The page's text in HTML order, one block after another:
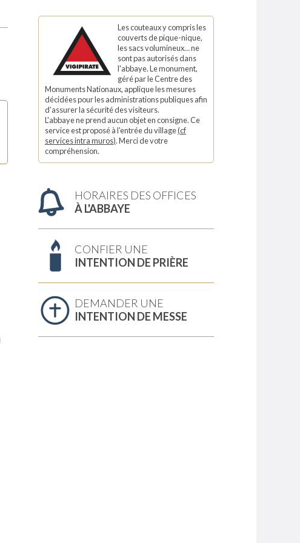
Les couteaux y compris les
couverts de pique-nique,
les sacs volumineux… ne
sont pas autorisés dans
l'abbaye. Le monument,
géré par le Centre des
Monuments Nationaux, applique les mesures
décidées pour les administrations publiques afin
d’assurer la sécurité des visiteurs.
L'abbaye ne prend aucun objet en consigne. Ce
service est proposé à l'entrée du village(cf
services intra muros). Merci de votre
compréhension.
HORAIRES DES OFFICES
À L'ABBAYE
CONFIER UNE
INTENTION DE PRIÈRE
DEMANDER UNE
INTENTION DE MESSE